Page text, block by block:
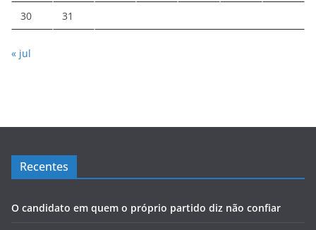
30 31
« jul
Recentes
O candidato em quem o próprio partido diz não confiar